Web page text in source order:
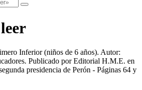
Inferior(niños de 6 años). Autor:
. Publicado porEditorial H.M.E. en
presidencia de Perón - Páginas 64 y